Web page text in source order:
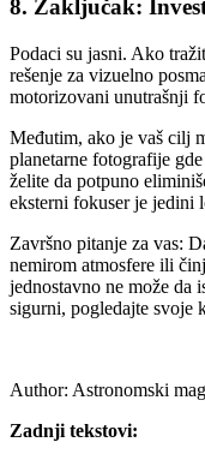
8. Zaključak:
Podaci su jasni. Ako
rešenje za vizuelno
motorizovani unutrašnji
Međutim, ako je vaš cilj
planetarne fotografije
želite da potpuno
eksterni fokuser je jedini
Završno pitanje za vas:
nemirom atmosfere ili
jednostavno ne može da
sigurni, pogledajte svoje
Author: Astronomski
Zadnji tekstovi: